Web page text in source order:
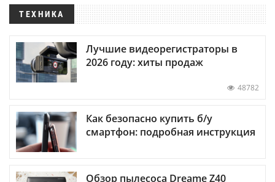
ТЕХНИКА
Лучшие видеорегистраторы в
2026 году: хиты продаж
48782
Как безопасно купить б/у
смартфон: подробная инструкция
Обзор пылесоса Dreame Z40